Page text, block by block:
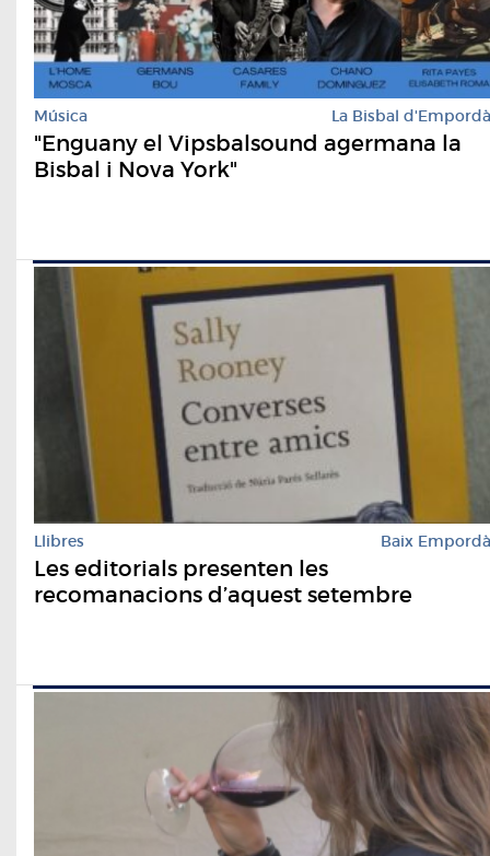
Música La Bisbal d'Empordà
"Enguany el Vipsbalsound agermana la
Bisbal i Nova York"
Llibres Baix Empordà
Les editorials presenten les
recomanacions d’aquest setembre